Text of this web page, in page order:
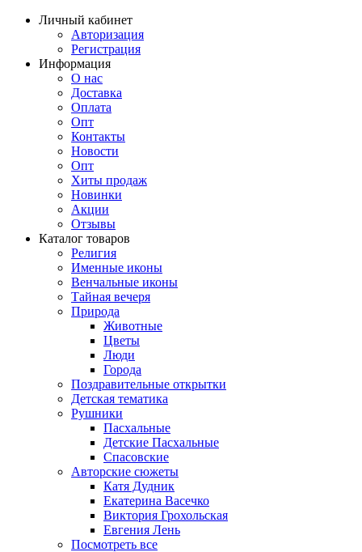
Личный кабинет
Авторизация
Регистрация
Информация
О нас
Доставка
Оплата
Опт
Контакты
Новости
Опт
Хиты продаж
Новинки
Акции
Отзывы
Каталог товаров
Религия
Именные иконы
Венчальные иконы
Тайная вечеря
Природа
Животные
Цветы
Люди
Города
Поздравительные открытки
Детская тематика
Рушники
Пасхальные
Детские Пасхальные
Спасовские
Авторские сюжеты
Катя Дудник
Екатерина Васечко
Виктория Грохольская
Евгения Лень
Посмотреть все